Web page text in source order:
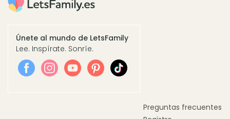
Únete al mundo de LetsFamily
Lee. Inspírate. Sonríe.
Preguntas frecuentes